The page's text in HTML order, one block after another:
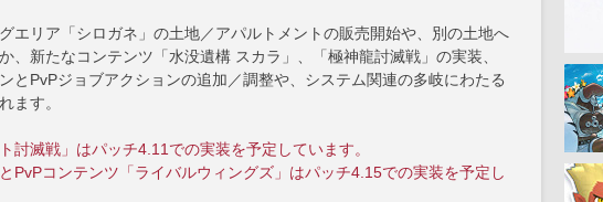
エリア「シロガネ」の土地／アパルトメントの販売開始や、別の土地へ
、新たなコンテンツ「水没遺構 スカラ」、「極神龍討滅戦」の実装、
とPvPジョブアクションの追加／調整や、システム関連の多岐にわたる
ます。
討滅戦」はパッチ4.11での実装を予定しています。
PvPコンテンツ「ライバルウィングズ」はパッチ4.15での実装を予定し